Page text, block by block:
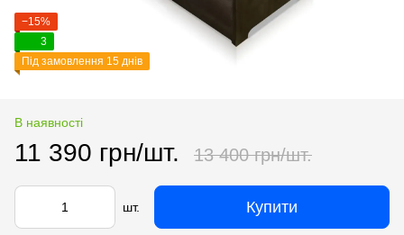
−15%
3
Під замовлення 15 днів
В наявності
11 390 грн/шт. 13 400 грн/шт.
шт. Купити